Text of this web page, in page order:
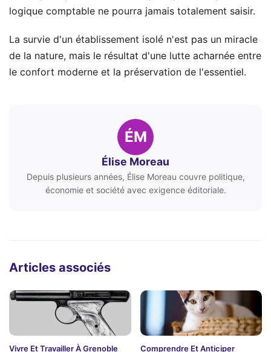
logique comptable ne pourra jamais totalement saisir.
La survie d'un établissement isolé n'est pas un miracle
de la nature, mais le résultat d'une lutte acharnée entre
le confort moderne et la préservation de l'essentiel.
ÉM
Élise Moreau
Depuis plusieurs années, Élise Moreau couvre politique,
économie et société avec exigence éditoriale.
Articles associés
Vivre Et Travailler À Grenoble Comprendre Et Anticiper